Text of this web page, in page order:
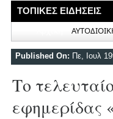
δικτύου Αγίου
Ναυάγιο του Β΄
Διακομιδή
Το Δημοτικό
ΤΟΠΙΚΕΣ ΕΙΔΗΣΕΙΣ
Published On: Πε, Ιουλ
Το
εφημερίδας